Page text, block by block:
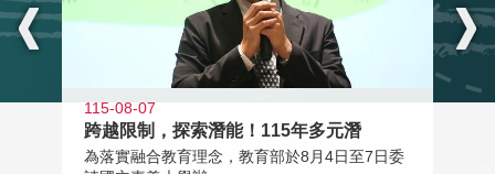
115-08-07
跨越限制，探索潛能！115年多元潛
為落實融合教育理念，教育部於8月4日至7日委